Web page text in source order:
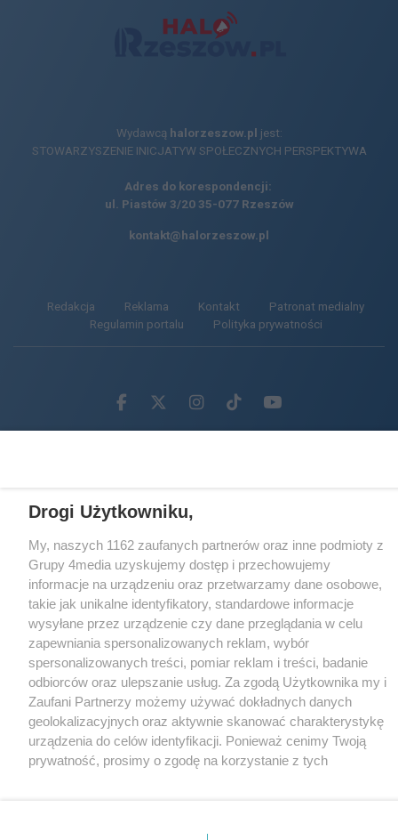
Wydawcą halorzeszow.pl jest:
STOWARZYSZENIE INICJATYW SPOŁECZNYCH PERSPEKTYWA
Adres do korespondencji:
ul. Piastów 3/20 35-077 Rzeszów
kontakt@halorzeszow.pl
Redakcja Reklama Kontakt
Patronat medialny
Regulamin portalu
Polityka prywatności
Facebook.com
X.comInstagram.com
Tiktok.comYoutube.com
Unmute
100.00%
Drogi Użytkowniku,
My, naszych 1162 zaufanych partnerów oraz inne podmioty z
Grupy 4media uzyskujemy dostęp i przechowujemy
informacje na urządzeniu oraz przetwarzamy dane osobowe,
takie jak unikalne identyfikatory, standardowe informacje
wysyłane przez urządzenie czy dane przeglądania w celu
zapewniania spersonalizowanych reklam, wybór
spersonalizowanych treści, pomiar reklam i treści, badanie
odbiorców oraz ulepszanie usług. Za zgodą Użytkownika my i
Zaufani Partnerzy możemy używać dokładnych danych
geolokalizacyjnych oraz aktywnie skanować charakterystykę
urządzenia do celów identyfikacji. Ponieważ cenimy Twoją
prywatność, prosimy o zgodę na korzystanie z tych